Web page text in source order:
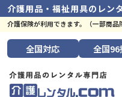
介護用品・福祉用具のレン
介護保険が利用できます。（一部商品
全国対応 全国96